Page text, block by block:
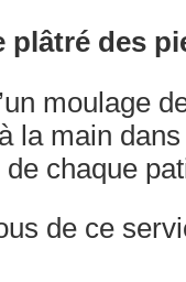
plâtré des
moulage
la main
chaque
de ce